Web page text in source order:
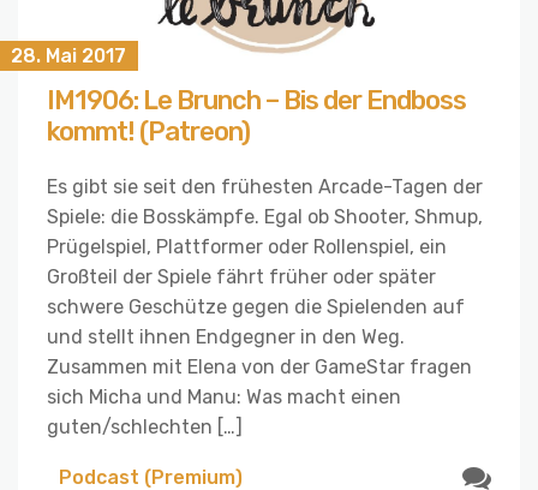
28. Mai 2017
IM1906: Le Brunch – Bis der Endboss
kommt! (Patreon)
Es gibt sie seit den frühesten Arcade-Tagen der
Spiele: die Bosskämpfe. Egal ob Shooter, Shmup,
Prügelspiel, Plattformer oder Rollenspiel, ein
Großteil der Spiele fährt früher oder später
schwere Geschütze gegen die Spielenden auf
und stellt ihnen Endgegner in den Weg.
Zusammen mit Elena von der GameStar fragen
sich Micha und Manu: Was macht einen
guten/schlechten […]
Podcast (Premium)